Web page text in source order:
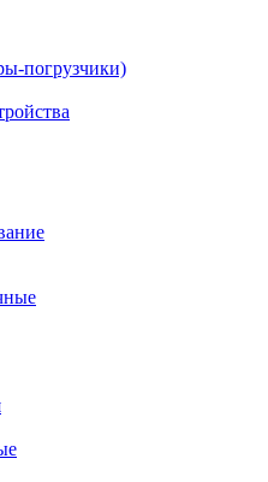
погрузчики)